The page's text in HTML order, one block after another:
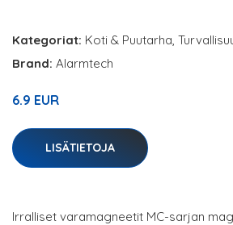
Kategoriat: Koti & Puutarha,
Brand: Alarmtech
6.9 EUR
LISÄTIETOJA
Irralliset varamagneetit MC-sarjan